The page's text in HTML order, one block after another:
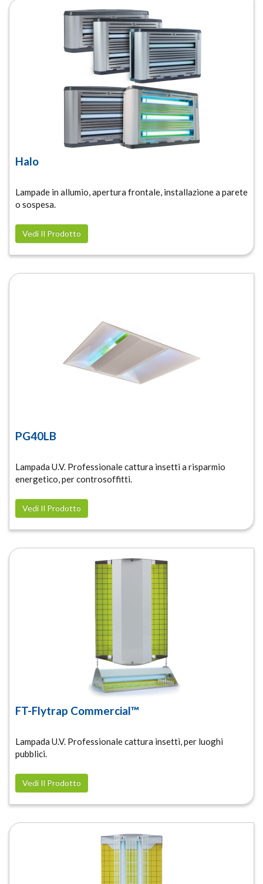
Halo
Lampade in allumio, apertura frontale, installazione a parete
o sospesa.
Vedi Il Prodotto
PG40LB
Lampada U.V. Professionale cattura insetti a risparmio
energetico, per controsoffitti.
Vedi Il Prodotto
FT-Flytrap Commercial™
Lampada U.V. Professionale cattura insetti, per luoghi
pubblici.
Vedi Il Prodotto